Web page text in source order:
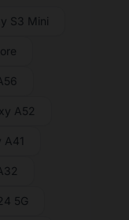
S3 Mini
A52
A41
5G